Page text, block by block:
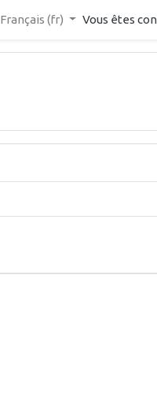
Français ‎(fr)‎
Vous êtes